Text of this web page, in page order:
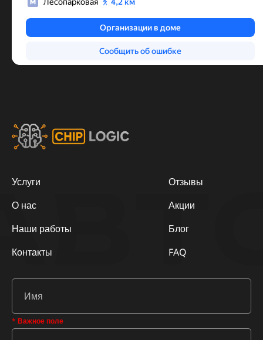
Услуги
О нас
Наши работы
Контакты
Отзывы
Акции
Блог
FAQ
* Важное поле